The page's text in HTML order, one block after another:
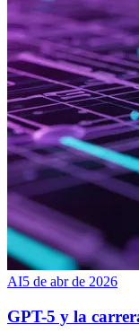
AI5 de abr de 2026
GPT-5 y la